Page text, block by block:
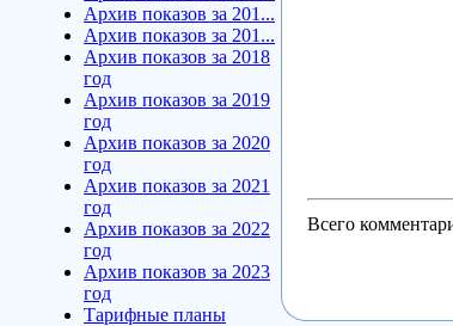
Архив показов за 201...
Архив показов за 201...
Архив показов за 2018
год
Архив показов за 2019
год
Архив показов за 2020
год
Архив показов за 2021
год
Архив показов за 2022
год
Архив показов за 2023
год
Тарифные планы
Всего